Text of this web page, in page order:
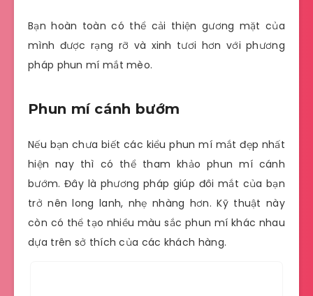
Bạn hoàn toàn có thể cải thiện gương mặt của
mình được rạng rỡ và xinh tươi hơn với phương
pháp phun mí mắt mèo.
Phun mí cánh bướm
Nếu bạn chưa biết các kiểu phun mí mắt đẹp nhất
hiện nay thì có thể tham khảo phun mí cánh
bướm. Đây là phương pháp giúp đôi mắt của bạn
trở nên long lanh, nhẹ nhàng hơn. Kỹ thuật này
còn có thể tạo nhiều màu sắc phun mí khác nhau
dựa trên sở thích của các khách hàng.